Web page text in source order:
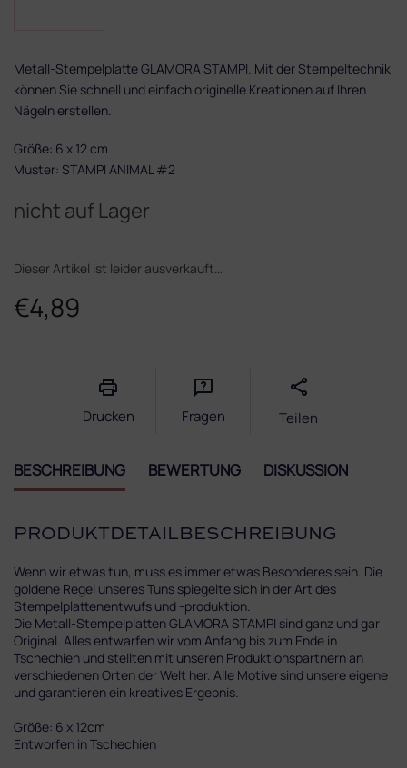
€4,89
nicht auf Lager
Dieser Artikel ist leider ausverkauft…
Metall-Stempelplatte GLAMORA STAMPI. Mit der Stempeltechnik
können Sie schnell und einfach originelle Kreationen auf Ihren
Nägeln erstellen.
Größe: 6 x 12 cm
Muster: STAMPI ANIMAL #2
Drucken Fragen Teilen
BESCHREIBUNG BEWERTUNG DISKUSSION
PRODUKTDETAILBESCHREIBUNG
Wenn wir etwas tun, muss es immer etwas Besonderes sein. Die
goldene Regel unseres Tuns spiegelte sich in der Art des
Stempelplattenentwufs und -produktion.
Die Metall-Stempelplatten GLAMORA STAMPI sind ganz und gar
Original. Alles entwarfen wir vom Anfang bis zum Ende in
Tschechien und stellten mit unseren Produktionspartnern an
verschiedenen Orten der Welt her. Alle Motive sind unsere eigene
und garantieren ein kreatives Ergebnis.
Größe: 6 x 12cm
Entworfen in Tschechien